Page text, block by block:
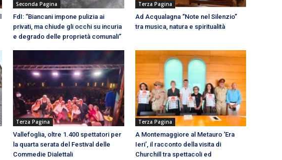
Seconda Pagina
FdI: “Biancani impone pulizia ai
privati, ma chiude gli occhi su incuria
e degrado delle proprietà comunali”
Terza Pagina
Ad Acqualagna “Note nel Silenzio”
tra musica, natura e spiritualità
Terza Pagina
Vallefoglia, oltre 1.400 spettatori per
la quarta serata del Festival delle
Commedie Dialettali
Terza Pagina
A Montemaggiore al Metauro ‘Era
Ieri’, il racconto della visita di
Churchill tra spettacoli ed